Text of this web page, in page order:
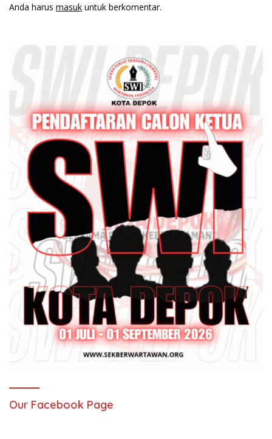
Anda harus masuk untuk berkomentar.
Our Facebook Page